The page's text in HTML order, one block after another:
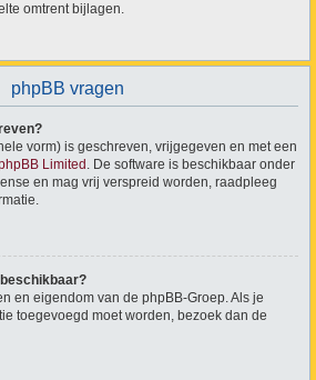
omtrent bijlagen.
phpBB vragen
vorm) is geschreven, vrijgegeven en met een
Limited . De software is beschikbaar onder
en mag vrij verspreid worden, raadpleeg
en eigendom van de phpBB-Groep. Als je
toegevoegd moet worden, bezoek dan de